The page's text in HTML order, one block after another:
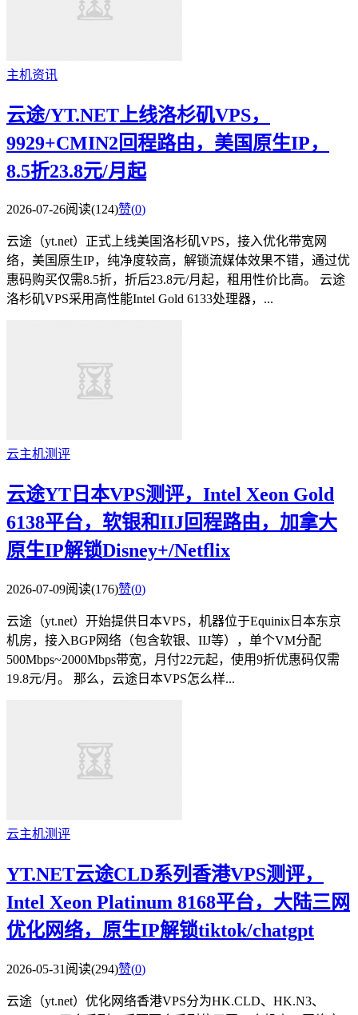
主机资讯
云途/YT.NET上线洛杉矶VPS，
9929+CMIN2回程路由，美国原生IP，
8.5折23.8元/月起
2026-07-26阅读(124)赞(0)
云途（yt.net）正式上线美国洛杉矶VPS，接入优化带宽网
络，美国原生IP，纯净度较高，解锁流媒体效果不错，通过优
惠码购买仅需8.5折，折后23.8元/月起，租用性价比高。 云途
洛杉矶VPS采用高性能Intel Gold 6133处理器，...
云主机测评
云途YT日本VPS测评，Intel Xeon Gold
6138平台，软银和IIJ回程路由，加拿大
原生IP解锁Disney+/Netflix
2026-07-09阅读(176)赞(0)
云途（yt.net）开始提供日本VPS，机器位于Equinix日本东京
机房，接入BGP网络（包含软银、IIJ等），单个VM分配
500Mbps~2000Mbps带宽，月付22元起，使用9折优惠码仅需
19.8元/月。 那么，云途日本VPS怎么样...
云主机测评
YT.NET云途CLD系列香港VPS测评，
Intel Xeon Platinum 8168平台，大陆三网
优化网络，原生IP解锁tiktok/chatgpt
2026-05-31 阅读(294)赞(0)
云途（yt.net）优化网络香港VPS分为HK.CLD、HK.N3、